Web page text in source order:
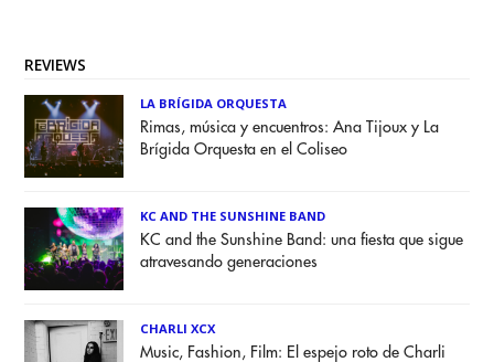
REVIEWS
LA BRÍGIDA ORQUESTA
Rimas, música y encuentros: Ana Tijoux y La
Brígida Orquesta en el Coliseo
KC AND THE SUNSHINE BAND
KC and the Sunshine Band: una fiesta que sigue
atravesando generaciones
CHARLI XCX
Music, Fashion, Film: El espejo roto de Charli